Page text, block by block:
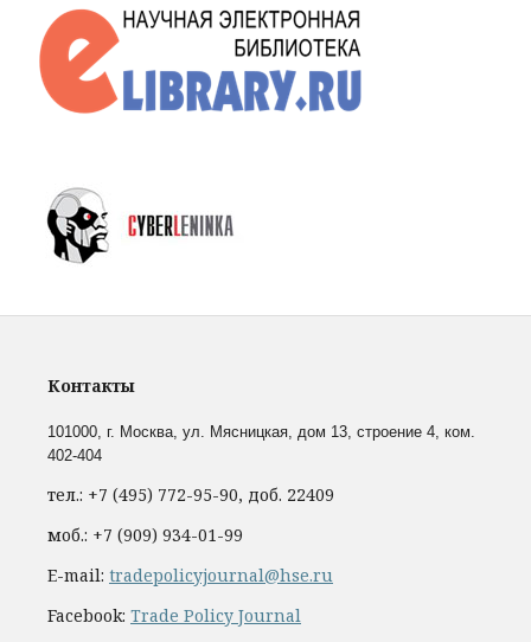
Контакты
101000, г. Москва, ул. Мясницкая, дом 13, строение 4, ком.
402-404
тел.: +7 (495) 772-95-90, доб. 22409
моб.: +7 (909) 934-01-99
E-mail: tradepolicyjournal@hse.ru
Facebook: Trade Policy Journal